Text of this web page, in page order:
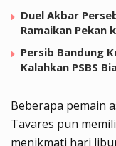
Duel Akbar
Ramaikan Pekan
Persib Bandung
Kalahkan PSBS
Beberapa pemain
Tavares pun
menikmati hari